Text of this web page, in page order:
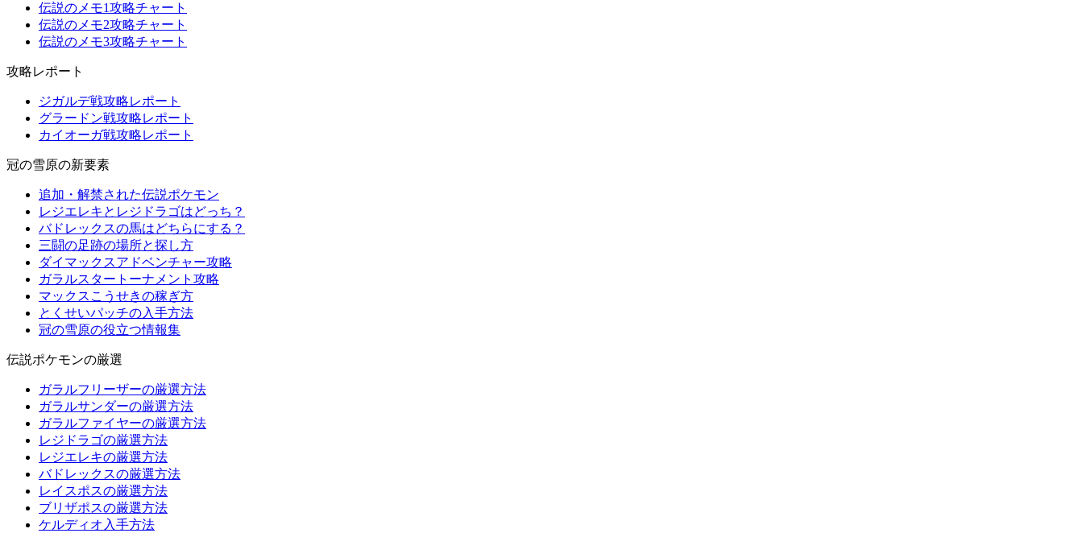
伝説のメモ1攻略チャート
伝説のメモ2攻略チャート
伝説のメモ3攻略チャート
攻略レポート
ジガルデ戦攻略レポート
グラードン戦攻略レポート
カイオーガ戦攻略レポート
冠の雪原の新要素
追加・解禁された伝説ポケモン
レジエレキとレジドラゴはどっち？
バドレックスの馬はどちらにする？
三闘の足跡の場所と探し方
ダイマックスアドベンチャー攻略
ガラルスタートーナメント攻略
マックスこうせきの稼ぎ方
とくせいパッチの入手方法
冠の雪原の役立つ情報集
伝説ポケモンの厳選
ガラルフリーザーの厳選方法
ガラルサンダーの厳選方法
ガラルファイヤーの厳選方法
レジドラゴの厳選方法
レジエレキの厳選方法
バドレックスの厳選方法
レイスポスの厳選方法
ブリザポスの厳選方法
ケルディオ入手方法